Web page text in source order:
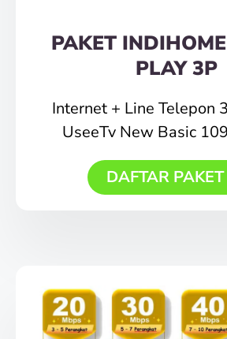
PAKET
PLAY 3P
Internet + Line Telepon
UseeTv New Basic
DAFTAR